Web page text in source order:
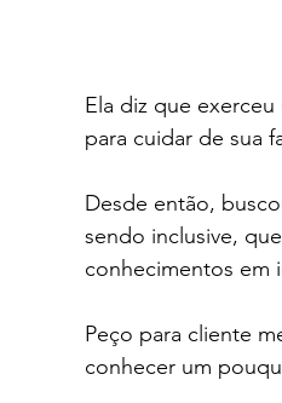
Ela diz que
para cuidar de sua
Desde então,
sendo inclusive,
conhecimentos em
Peço para cliente
conhecer um